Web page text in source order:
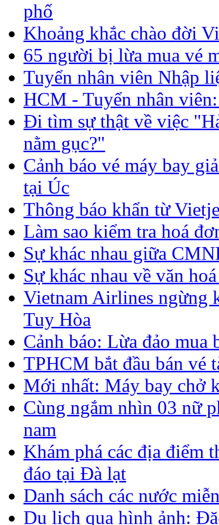
phố
Khoảng khắc chào đời
65 người bị lừa mua vé
Tuyển nhân viên Nhập
HCM - Tuyển nhân
Đi tìm sự thật về việc
nằm gục?"
Cảnh báo vé máy bay
tại Úc
Thông báo khẩn từ
Làm sao kiểm tra hoá
Sự khác nhau giữa
Sự khác nhau về văn
Vietnam Airlines ngừng
Tuy Hòa
Cảnh báo: Lừa đảo mua
TPHCM bắt đầu bán vé
Mới nhất: Máy bay chở
Cùng ngắm nhìn 03 nữ
nam
Khám phá các địa điểm
đáo tại Đà lạt
Danh sách các nước
Du lịch qua hình ảnh: